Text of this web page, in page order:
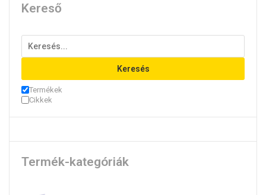
Kereső
Keresés
Termékek
Cikkek
Termék-kategóriák